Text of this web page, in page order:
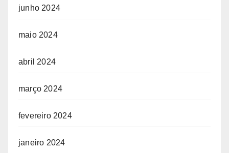
junho 2024
maio 2024
abril 2024
março 2024
fevereiro 2024
janeiro 2024